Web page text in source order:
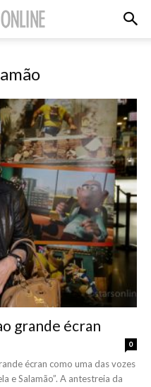
grande écran
0
écran como uma das vozes
e Salamão”. A antestreia da